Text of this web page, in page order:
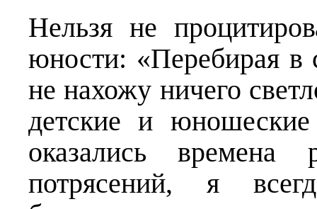
Нельзя не
юности: «Перебирая в
не нахожу ничего
детские и
оказались
потрясений, я